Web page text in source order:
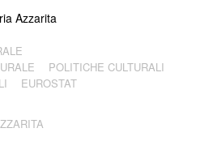
Azzarita
POLITICHE CULTURALI
EUROSTAT